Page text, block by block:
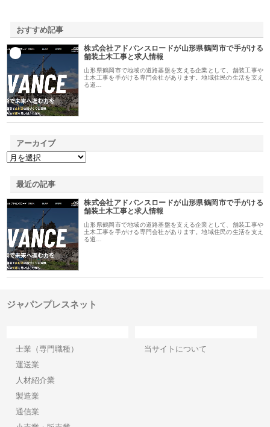
おすすめ記事
株式会社アドバンスロードが山形県鶴岡市で手がける
舗装土木工事と求人情報
山形県鶴岡市で地域の道路基盤を支える企業として、舗装工事や
土木工事を手がける専門会社があります。地域住民の生活を支え
る道…
アーカイブ
最近の記事
株式会社アドバンスロードが山形県鶴岡市で手がける
舗装土木工事と求人情報
山形県鶴岡市で地域の道路基盤を支える企業として、舗装工事や
土木工事を手がける専門会社があります。地域住民の生活を支え
る道…
ジャパンプレスネット
士業（専門職種）
運送業
人材紹介業
製造業
通信業
当サイトについて